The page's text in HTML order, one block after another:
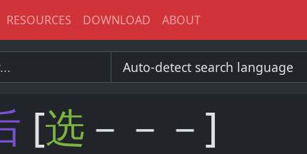
RESOURCES DOWNLOAD ABOUT
[选 －－－]